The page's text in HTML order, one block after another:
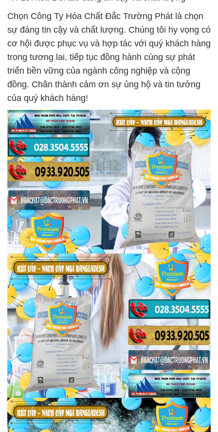
Chọn Công Ty Hóa Chất Đắc Trường Phát là chọn
sự đáng tin cậy và chất lượng. Chúng tôi hy vọng có
cơ hội được phục vụ và hợp tác với quý khách hàng
trong tương lai, tiếp tục đồng hành cùng sự phát
triển bền vững của ngành công nghiệp và cộng
đồng. Chân thành cảm ơn sự ủng hộ và tin tưởng
của quý khách hàng!